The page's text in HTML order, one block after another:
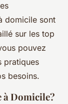
domicile sont
sur les top
pouvez
pratiques
besoins.
à Domicile?